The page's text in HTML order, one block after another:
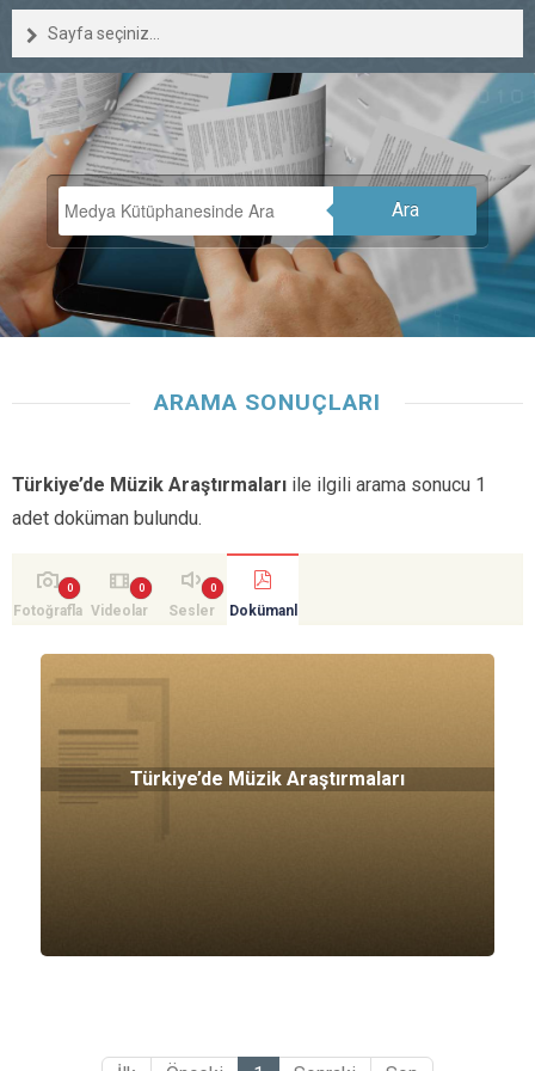
Sayfa seçiniz...
Ara
ARAMA SONUÇLARI
Türkiye’de Müzik Araştırmaları ile ilgili arama sonucu 1
adet doküman bulundu.
Fotoğrafla Videolar Sesler
Dokümanl
Türkiye’de Müzik Araştırmaları